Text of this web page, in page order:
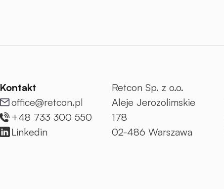
Kontakt
office@retcon.pl
+48 733 300 550
Linkedin
Retcon Sp. z o.o.
Aleje Jerozolimskie
178
02-486 Warszawa